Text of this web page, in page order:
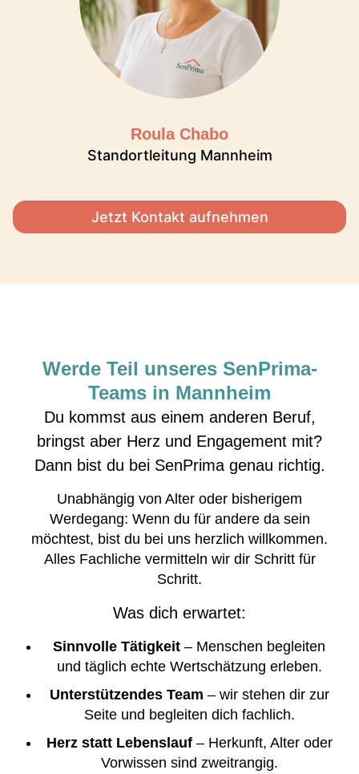
Roula Chabo
Standortleitung Mannheim
Jetzt Kontakt aufnehmen
Werde Teil unseres SenPrima-
Teams in Mannheim
Du kommst aus einem anderen Beruf,
bringst aber Herz und Engagement mit?
Dann bist du bei SenPrima genau richtig.
Unabhängig von Alter oder bisherigem
Werdegang: Wenn du für andere da sein
möchtest, bist du bei uns herzlich willkommen.
Alles Fachliche vermitteln wir dir Schritt für
Schritt.
Was dich erwartet:
Sinnvolle Tätigkeit – Menschen begleiten
und täglich echte Wertschätzung erleben.
Unterstützendes Team – wir stehen dir zur
Seite und begleiten dich fachlich.
Herz statt Lebenslauf– Herkunft, Alter oder
Vorwissen sind zweitrangig.